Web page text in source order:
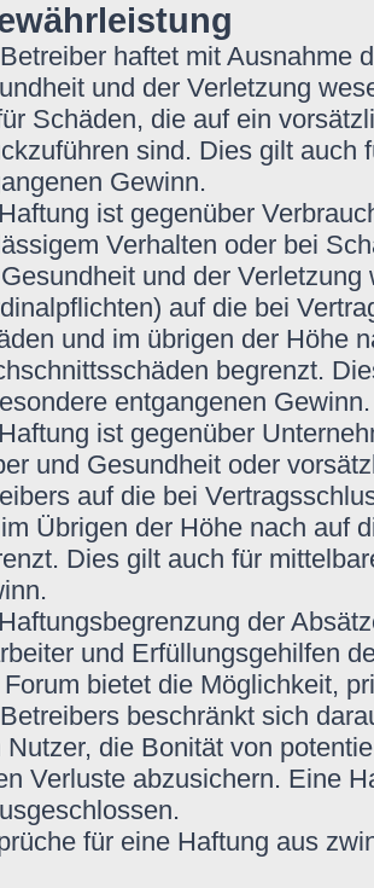
haftet mit Ausnahme
und der Verletzung
Schäden, die auf ein
sind. Dies gilt auch
Gewinn.
ist gegenüber
Verhalten oder bei
und der
auf die bei
und im übrigen der Höhe
begrenzt.
entgangenen Gewinn.
ist gegenüber
und Gesundheit oder
auf die bei
Übrigen der Höhe nach auf
Dies gilt auch für
der
und Erfüllungsgehilfen
bietet die Möglichkeit,
beschränkt sich
Nutzer, die Bonität von
Verluste abzusichern. Eine
für eine Haftung aus